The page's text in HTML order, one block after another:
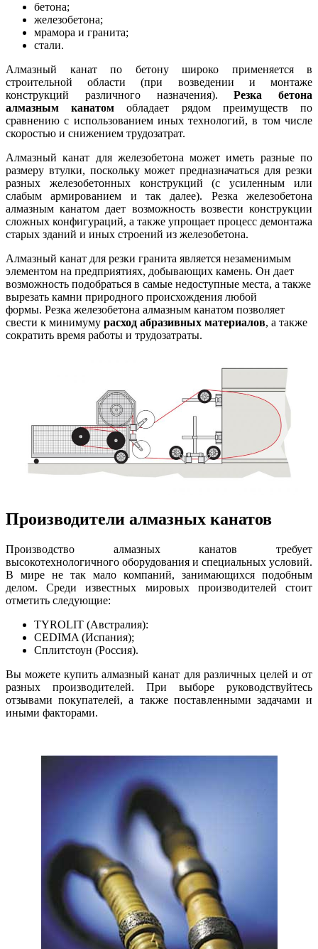
бетона;
железобетона;
мрамора и гранита;
стали.
Алмазный канат по бетону широко применяется в
строительной области (при возведении и монтаже
конструкций различного назначения).Резка бетона
алмазным канатом обладает рядом преимуществ по
сравнению с использованием иных технологий, в том числе
скоростью и снижением трудозатрат.
Алмазный канат для железобетона может иметь разные по
размеру втулки, поскольку может предназначаться для резки
разных железобетонных конструкций (с усиленным или
слабым армированием и так далее). Резка железобетона
алмазным канатом дает возможность возвести конструкции
сложных конфигураций, а также упрощает процесс демонтажа
старых зданий и иных строений из железобетона.
Алмазный канат для резки гранита является незаменимым
элементом на предприятиях, добывающих камень. Он дает
возможность подобраться в самые недоступные места, а также
вырезать камни природного происхождения любой
формы. Резка железобетона алмазным канатом позволяет
свести к минимуму расход абразивных материалов, а также
сократить время работы и трудозатраты.
Производители алмазных канатов
Производство алмазных канатов требует
высокотехнологичного оборудования и специальных условий.
В мире не так мало компаний, занимающихся подобным
делом. Среди известных мировых производителей стоит
отметить следующие:
TYROLIT (Австралия):
CEDIMA (Испания);
Сплитстоун (Россия).
Вы можете купить алмазный канат для различных целей и от
разных производителей. При выборе руководствуйтесь
отзывами покупателей, а также поставленными задачами и
иными факторами.